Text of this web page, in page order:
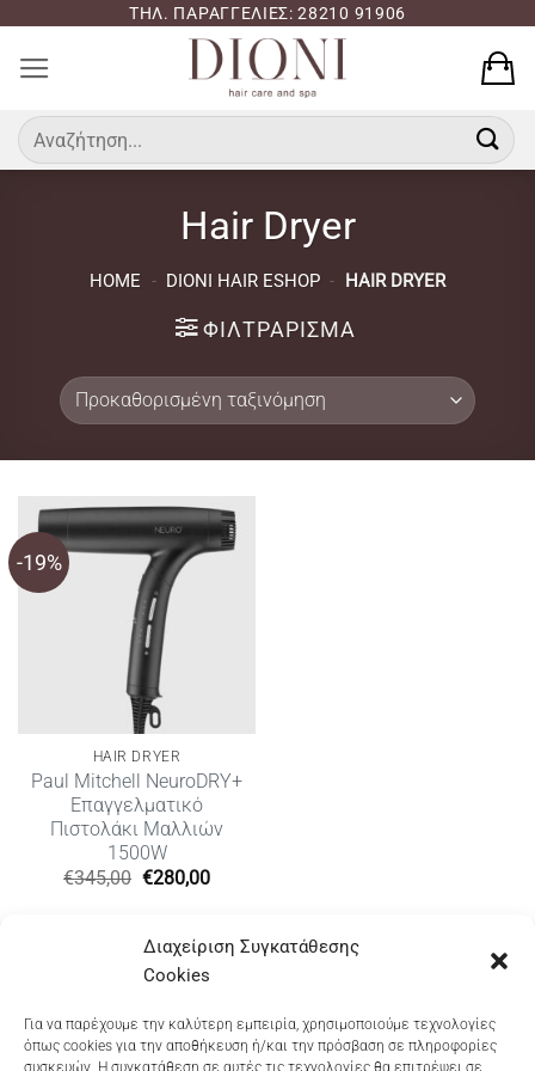
Διαχείριση Συγκατάθεσης
Cookies
Για να παρέχουμε την καλύτερη εμπειρία, χρησιμοποιούμε τεχνολογίες
όπως cookies για την αποθήκευση ή/και την πρόσβαση σε πληροφορίες
συσκευών. Η συγκατάθεση σε αυτές τις τεχνολογίες θα επιτρέψει σε
περιεχόμενο
ΤΗΛ. ΠΑΡΑΓΓΕΛΙΕΣ: 28210 91906
Αναζήτηση
για:
Hair Dryer
HOME - DIONI HAIR ESHOP - HAIR DRYER
ΦΙΛΤΡΆΡΙΣΜΑ
-19%
HAIR DRYER
Paul Mitchell NeuroDRY+
Επαγγελματικό
Πιστολάκι Μαλλιών
1500W
€345,00 Original
€280,00Η
€280,00.
Dioni Hair Care, Ζυμβρακάκηδων 33, τηλ 28210
91906